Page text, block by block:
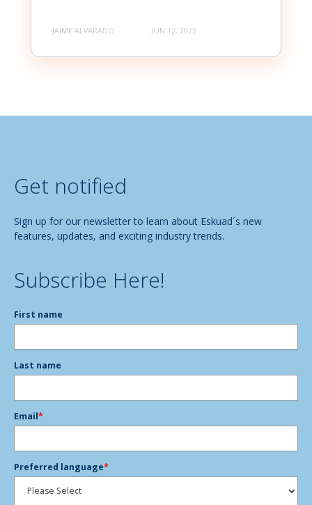
JAIME ALVARADO JUN 12, 2023
Get notified
Sign up for our newsletter to learn about Eskuad´s new
features, updates, and exciting industry trends.
Subscribe Here!
First name
Last name
Email*
Preferred language*